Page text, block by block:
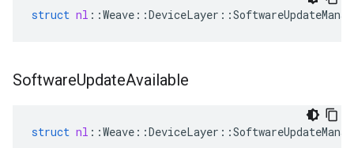
struct nl ::Weave ::DeviceLayer ::
SoftwareUpdateAvailable
struct nl ::Weave ::DeviceLayer ::